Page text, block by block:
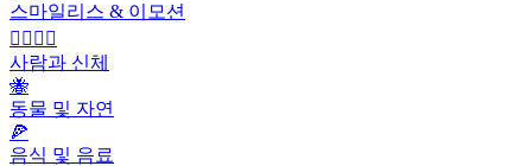
스마일리스 & 이모션
👩‍❤️‍💋‍👨
사람과 신체
🐝
동물 및 자연
🍕
음식 및 음료